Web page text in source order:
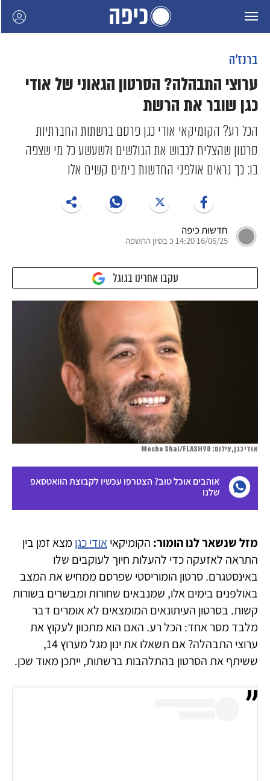
ברנז'ה
ערוצי התבהלה? הסרטון הגאוני של אודי
כגן שובר את הרשת
הכל רע? הקומיקאי אודי כגן פרסם ברשתות החברתיות
סרטון שהצליח לכבוש את הגולשים ולשעשע כל מי שצפה
בו: כך נראים אולפני החדשות בימים קשים אלו
חדשות כיפה
16/06/25 14:20 כ בסיון התשפה
עקבו אחרינו בגוגל
אודי כגן, צילום: Moshe Shai/FLASH90
אוהבים אוכל טוב? הצטרפו עכשיו לקבוצת הוואטסאפ
שלנו
מזל שנשאר לנו הומור: הקומיקאיאודי כגן מצא זמן בין
התראה לאזעקה כדי להעלות חיוך לעוקבים שלו
באינסטגרם. סרטון הומוריסטי שפרסם ממחיש את המצב
באולפנים בימים אלו, שמנבאים שחורות ומבשרים בשורות
קשות. בסרטון העיתונאים המומצאים לא אומרים דבר
מלבד מסר אחד: הכל רע. האם הוא מתכוון לעקוץ את
ערוצי התבהלה? אם תשאלו את ינון מגל מערוץ 14,
ששיתף את הסרטון בהתלהבות ברשתות, ייתכן מאוד שכן.